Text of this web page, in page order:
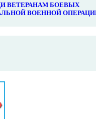
ВЕТЕРАНАМ БОЕВЫХ
ВОЕННОЙ